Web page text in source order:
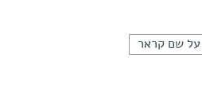
על שם קראר